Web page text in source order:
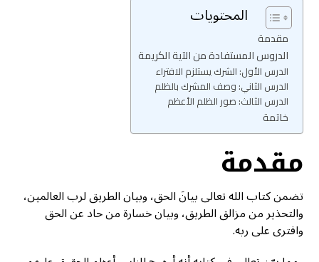
المحتويات
مقدمة
الدروس المستفادة من الآية الكريمة
الدرس الأول: الشرك يستلزم الافتراء
الدرس الثاني: وصف المشرك بالظلم
الدرس الثالث: صور الظلم الأعظم
خاتمة
مقدمة
تضمن كتاب الله تعالى بيانَ الحق، وبيان الطريق لرب العالمين،
والتحذير من مزالق الطريق، وبيان خسارة من حاد عن الحق
وافترى على ربه.